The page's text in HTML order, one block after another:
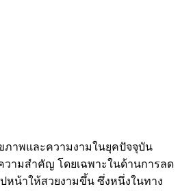
าพและความงามในยุคปัจจุบัน
วามสำคัญ โดยเฉพาะในด้านการลด
หน้าให้สวยงามขึ้น ซึ่งหนึ่งในทาง